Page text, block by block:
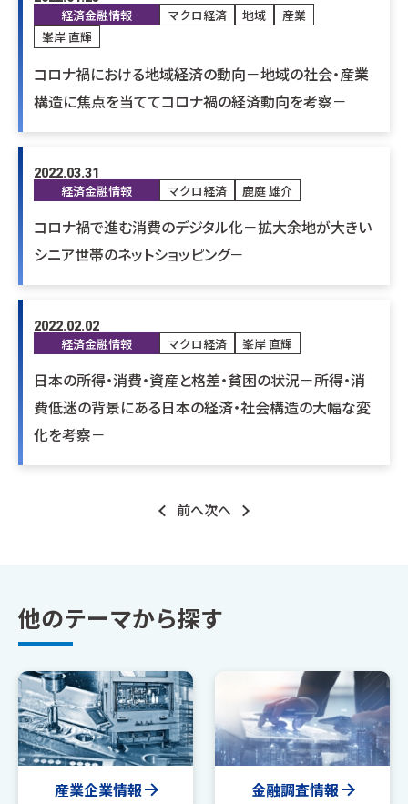
経済金融情報 マクロ経済 地域
産業
峯岸 直輝
コロナ禍における地域経済の動向－地域の社会・産業
構造に焦点を当ててコロナ禍の経済動向を考察－
2022.03.31
経済金融情報 マクロ経済 鹿庭 雄介
コロナ禍で進む消費のデジタル化－拡大余地が大きい
シニア世帯のネットショッピング－
2022.02.02
経済金融情報 マクロ経済 峯岸 直輝
日本の所得・消費・資産と格差・貧困の状況－所得・消
費低迷の背景にある日本の経済・社会構造の大幅な変
化を考察－
前へ次へ
他のテーマから探す
産業企業情報 金融調査情報